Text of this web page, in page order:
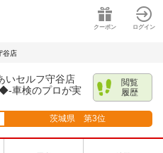
クーポン ログイン
谷店
いセルフ守谷店
車検のプロが実
閲覧
履歴
茨城県 第3位